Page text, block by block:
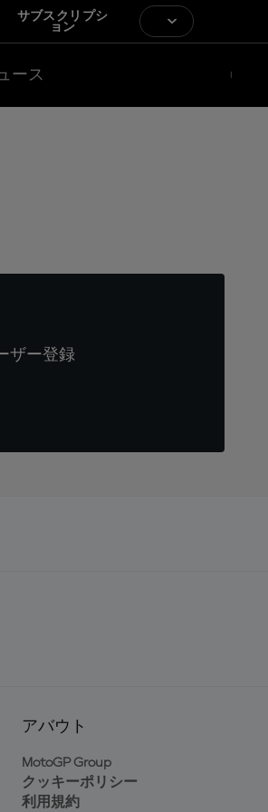
サブスクリプシ
ョン
ース
ザー登録
アバウト
MotoGP Group
クッキーポリシー
利用規約